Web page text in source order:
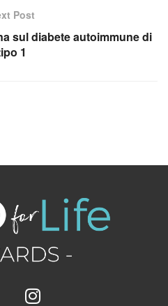
Post
sul diabete autoimmune di
1